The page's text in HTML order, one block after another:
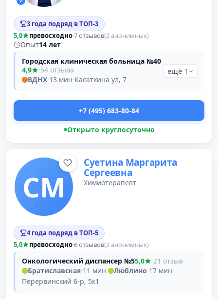
3 года подряд в ТОП-3
5,0
превосходно·7 отзывов(2 анонимных)
Опыт14 лет
Городская клиническая больница №40
4,9
·54 отзыва
ВДНХ·13 мин·Касаткина ул, 7
ещё 1
+7 (495) 683-80-84
Открыто круглосуточно
СМ
Суетина Маргарита
Сергеевна
Химиотерапевт
4 года подряд в ТОП-5
5,0
превосходно·6 отзывов(2 анонимных)
Онкологический диспансер №55,0 ·21 отзыв
Братиславская·11 мин· Люблино·17 мин·
Перервинский б-р, 5к1